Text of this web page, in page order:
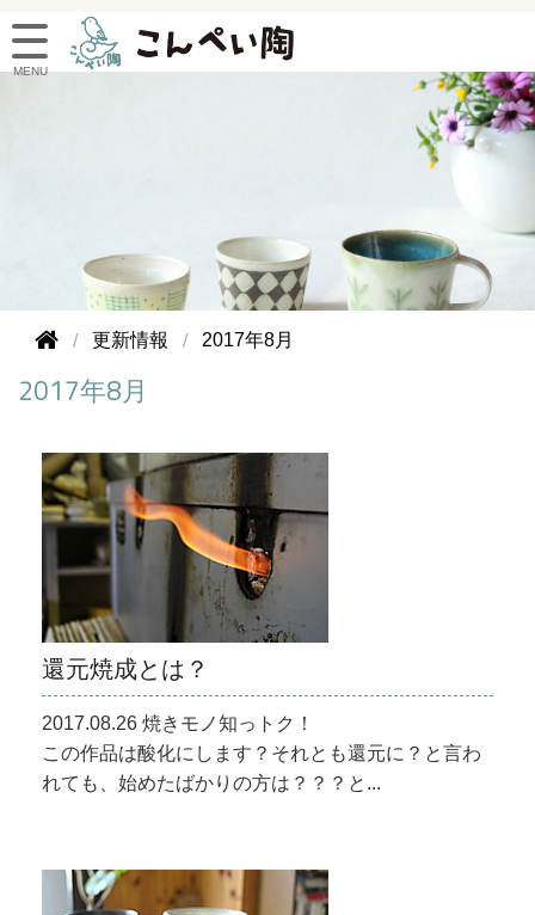
更新情報 2017年8月
2017年8月
還元焼成とは？
2017.08.26 焼きモノ知っトク！
この作品は酸化にします？それとも還元に？と言わ
れても、始めたばかりの方は？？？と...